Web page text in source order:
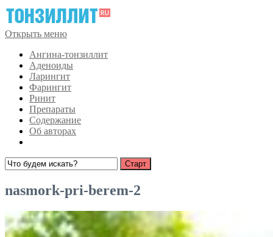
Открыть меню
Ангина-тонзиллит
Аденоиды
Ларингит
Фарингит
Ринит
Препараты
Содержание
Об авторах
nasmork-pri-berem-2